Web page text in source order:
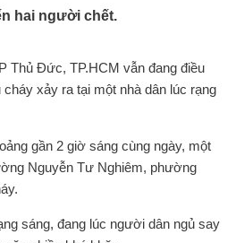
hai người chết.
Thủ Đức, TP.HCM vẫn đang điều
xảy ra tại một nhà dân lúc rạng
gần 2 giờ sáng cùng ngày, một
Nguyễn Tư Nghiêm, phường
sáng, đang lúc người dân ngủ say